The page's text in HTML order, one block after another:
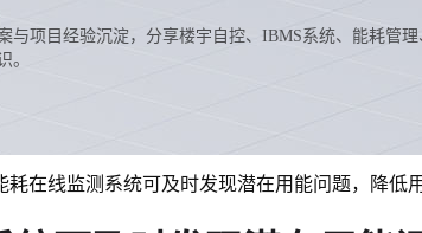
与项目经验沉淀，分享楼宇自控、IBMS系统、能耗管
。
耗在线监测系统可及时发现潜在用能问题，降低